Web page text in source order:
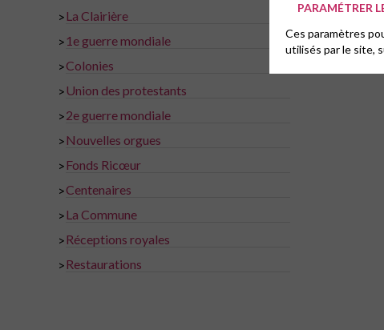
>La Clairière
> 1e guerre mondiale
>Colonies
>Union des protestants
>2e guerre mondiale
>Nouvelles orgues
>Fonds Ricœur
>Centenaires
>La Commune
>Réceptions royales
>Restaurations
PARAMÉTRER
Ces paramètres
utilisés par le site,